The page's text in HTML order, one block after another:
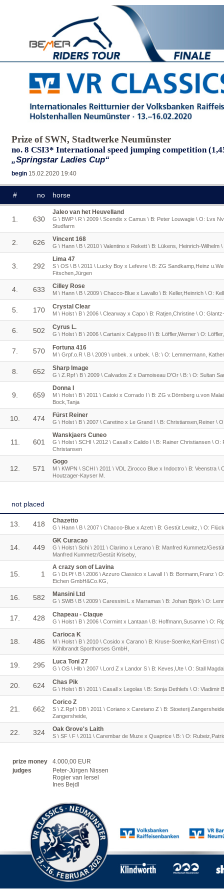
Prize of SWN, Stadtwerke Neumünster
no. 8 CSI3* International speed jumping competition
„Springstar Ladies Cup“
begin 15.02.2020 19:40
# no horse
1. 630
Jaleo van het Heuvelland
G \ BWP \ R \ 2009 \ Scendix x Camus \ B: Peter Louwagie \ O: Lvs
Studfarm
2. 626 Vincent 168
G \ Hann \ B \ 2010 \ Valentino x Rekett \ B: Lükens, Heinrich-Wilhelm
3. 292
Lima 47
S \ OS \ B \ 2011 \ Lucky Boy x Lefevre \ B: ZG Sandkamp,Heinz
Fitschen,Jürgen
4. 633 Cilley Rose
M \ Hann \ B \ 2009 \ Chacco-Blue x Lavallo \ B: Keller,Heinrich \ O:
5. 170 Crystal Clear
M \ Holst \ B \ 2006 \ Clearway x Capo \ B: Ratjen,Christine \ O:
6. 502 Cyrus L.
G \ Holst \ B \ 2006 \ Cartani x Calypso II \ B: Löffler,Werner \ O:
7. 570 Fortuna 416
M \ Grpf.o.R \ B \ 2009 \ unbek. x unbek. \ B: \ O: Lemmermann,
8. 652 Sharp Image
G \ Z.Rpf \ B \ 2009 \ Calvados Z x Damoiseau D'Or \ B: \ O: Sultan
9. 659
Donna I
M \ Holst \ B \ 2011 \ Catoki x Corrado I \ B: ZG v.Dörnberg u.von
Bock,Tanja
10. 474 Fürst Reiner
G \ Holst \ B \ 2007 \ Caretino x Le Grand I \ B: Christiansen,Reiner \
11. 601
Wanskjaers Cuneo
G \ Holst \ SCHI \ 2012 \ Casall x Calido I \ B: Rainer Christiansen \ O:
Christansen
12. 571
Gogo
M \ KWPN \ SCHI \ 2011 \ VDL Zirocco Blue x Indoctro \ B: Veenstra \
Houtzager-Kayser M.
not placed
13. 418 Chazetto
G \ Hann \ B \ 2007 \ Chacco-Blue x Azett \ B: Gestüt Lewitz, \ O:
14. 449
GK Curacao
G \ Holst \ Schi \ 2011 \ Clarimo x Lerano \ B: Manfred Kummetz/
Manfred Kummetz/Gestüt Kriseby,
15. 1
A crazy son of Lavina
G \ Dt.Pf \ B \ 2006 \ Azzuro Classico x Lavall I \ B: Bormann,Franz \
Eichen GmbH&Co.KG,
16. 582 Mansini Ltd
G \ SWB \ B \ 2009 \ Caressini L x Marramas \ B: Johan Björk \ O:
17. 428 Chapeau - Claque
G \ Holst \ B \ 2006 \ Cormint x Lantaan \ B: Hoffmann,Susanne \ O:
18. 486
Carioca K
M \ Holst \ B \ 2010 \ Cosido x Carano \ B: Kruse-Soenke,Karl-Ernst \
Köhlbrandt Sporthorses GmbH,
19. 295 Luca Toni 27
G \ OS \ Hlb \ 2007 \ Lord Z x Landor S \ B: Keves,Ute \ O: Stall
20. 624 Chas Pik
G \ Holst \ B \ 2011 \ Casall x Legolas \ B: Sonja Dethlefs \ O: Vladimir
21. 662
Corico Z
S \ Z.Rpf \ DB \ 2011 \ Coriano x Caretano Z \ B: Stoeterij
Zangersheide,
22. 324 Oak Grove's Laith
S \ SF \ F \ 2011 \ Carembar de Muze x Quaprice \ B: \ O:
prize money
4.000,00 EUR
judges
Peter-Jürgen Nissen
Rogier van Iersel
Ines Bejdl